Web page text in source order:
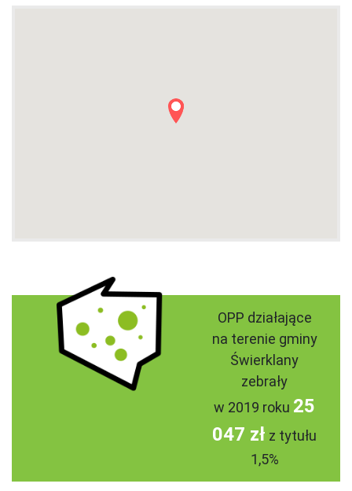
OPP działające
na terenie gminy
Świerklany
zebrały
w 2019 roku 25
047 zł z tytułu
1,5%